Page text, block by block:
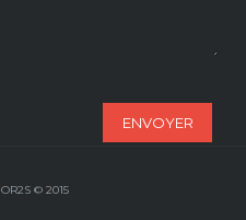
ENVOYER
OR2S © 2015